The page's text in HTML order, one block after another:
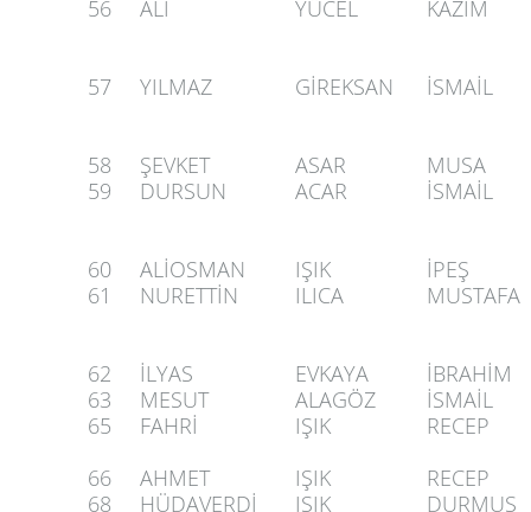
56 ALİ YÜCEL KAZIM
57 YILMAZ GİREKSAN İSMAİL
58 ŞEVKET ASAR
MUSA
59
DURSUN ACAR İSMAİL
60 ALİOSMAN IŞIK
İPEŞ
61
NURETTİN ILICA MUSTAFA
62 İLYAS EVKAYA
İBRAHİM
63
MESUT ALAGÖZ
İSMAİL
65
FAHRİ IŞIK
RECEP
66
AHMET IŞIK
RECEP
68
HÜDAVERDİ IŞIK DURMUŞ